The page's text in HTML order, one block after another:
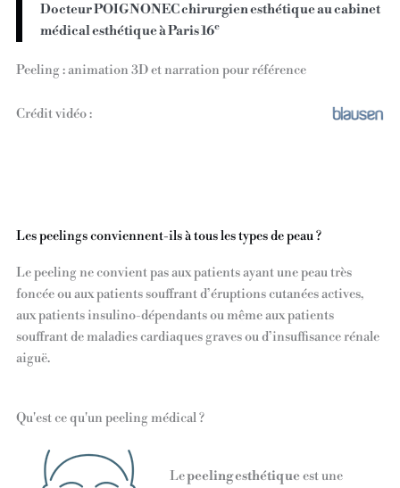
Docteur POIGNONEC chirurgien esthétique au cabinet
médical esthétique à Paris 16e
Peeling : animation 3D et narration pour référence
Crédit vidéo :
Les peelings conviennent-ils à tous les types de peau ?
Le peeling ne convient pas aux patients ayant une peau très
foncée ou aux patients souffrant d’éruptions cutanées actives,
aux patients insulino-dépendants ou même aux patients
souffrant de maladies cardiaques graves ou d’insuffisance rénale
aiguë.
Qu'est ce qu'un peeling médical ?
Lepeeling esthétique est une